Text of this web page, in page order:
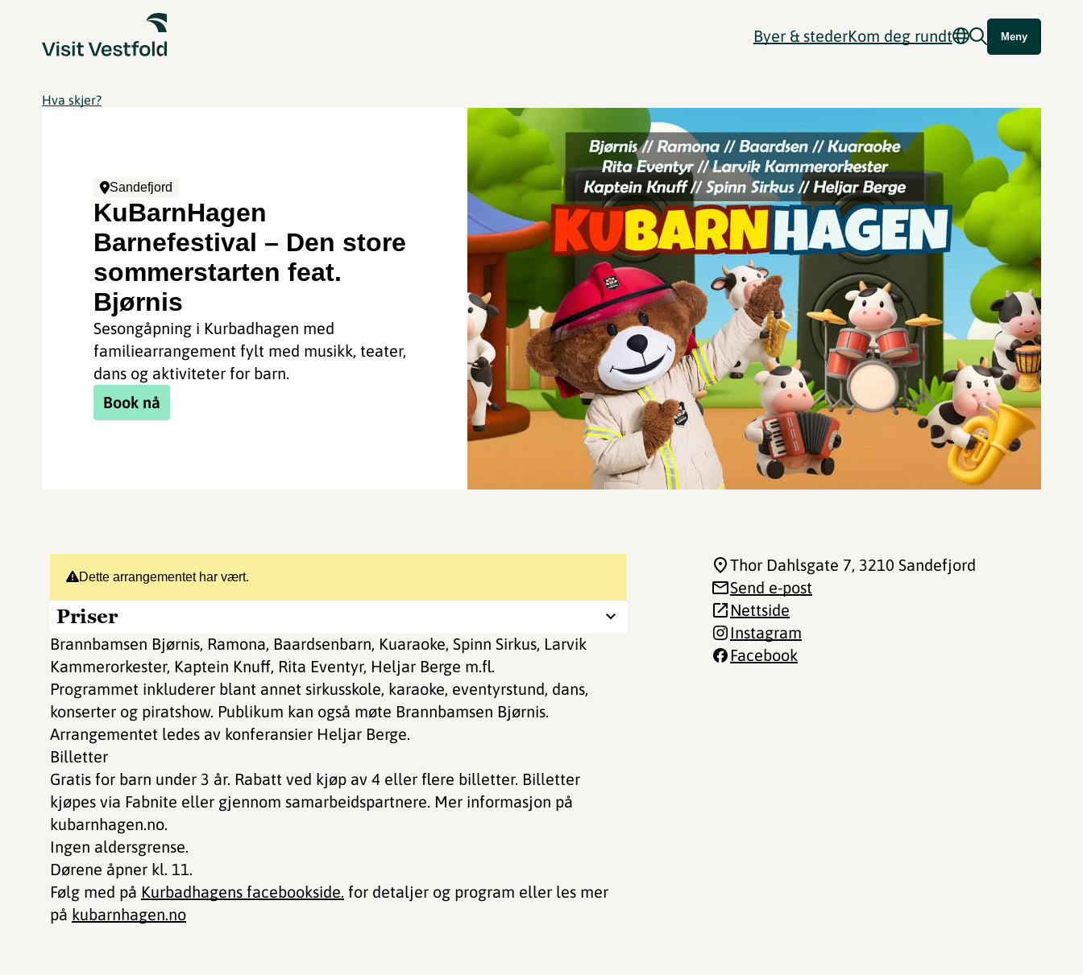
Byer & stederKom deg rundt Meny
Hva skjer?
Sandefjord
KuBarnHagen
Barnefestival – Den store
sommerstarten feat.
Bjørnis
Sesongåpning i Kurbadhagen med
familiearrangement fylt med musikk, teater,
dans og aktiviteter for barn.
Book nå
Dette arrangementet har vært.
Priser
Brannbamsen Bjørnis, Ramona, Baardsenbarn, Kuaraoke, Spinn Sirkus, Larvik
Kammerorkester, Kaptein Knuff, Rita Eventyr, Heljar Berge m.fl.
Programmet inkluderer blant annet sirkusskole, karaoke, eventyrstund, dans,
konserter og piratshow. Publikum kan også møte Brannbamsen Bjørnis.
Arrangementet ledes av konferansier Heljar Berge.
Billetter
Gratis for barn under 3 år. Rabatt ved kjøp av 4 eller flere billetter. Billetter
kjøpes via Fabnite eller gjennom samarbeidspartnere. Mer informasjon på
kubarnhagen.no.
Ingen aldersgrense.
Dørene åpner kl. 11.
Følg med på Kurbadhagens facebookside. for detaljer og program eller les mer
på kubarnhagen.no
Thor Dahlsgate 7, 3210 Sandefjord
Send e-post
Nettside
Instagram
Facebook